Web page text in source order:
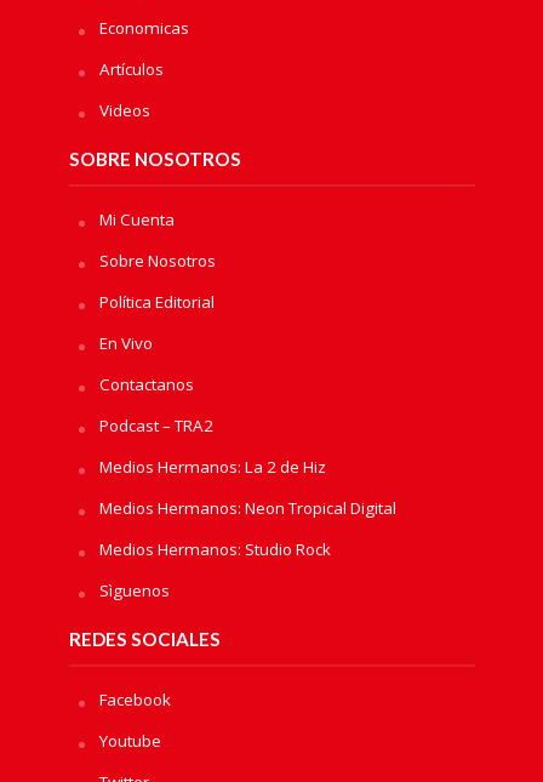
Economicas
Artículos
Videos
SOBRE NOSOTROS
Mi Cuenta
Sobre Nosotros
Política Editorial
En Vivo
Contactanos
Podcast – TRA2
Medios Hermanos: La 2 de Hiz
Medios Hermanos: Neon Tropical Digital
Medios Hermanos: Studio Rock
Sìguenos
REDES SOCIALES
Facebook
Youtube